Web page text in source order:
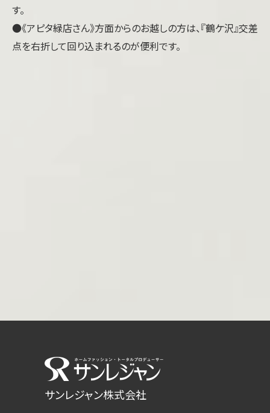
す。
●《アピタ緑店さん》方面からのお越しの方は、『鶴ケ沢』交差
点を右折して回り込まれるのが便利です。
サンレジャン株式会社